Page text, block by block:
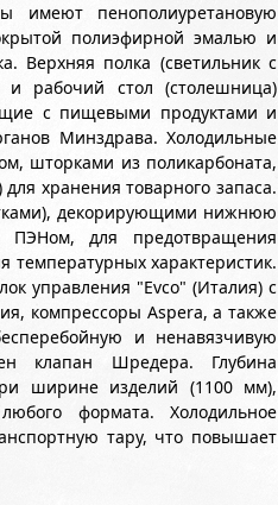
имеют пенополиуретановую
полиэфирной эмалью и
Верхняя полка (светильник с
рабочий стол (столешница)
с пищевыми продуктами и
Минздрава. Холодильные
шторками из поликарбоната,
хранения товарного запаса.
декорирующими нижнюю
ПЭНом, для предотвращения
температурных характеристик.
управления "Evco" (Италия) с
компрессоры Aspera, а также
и ненавязчивую
клапан Шредера. Глубина
ширине изделий (1100 мм),
формата. Холодильное
тару, что повышает